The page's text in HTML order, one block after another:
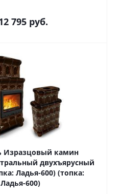
795руб.
Изразцовый камин
двухъярусный
Ладья-600) (топка:
Ладья-600)